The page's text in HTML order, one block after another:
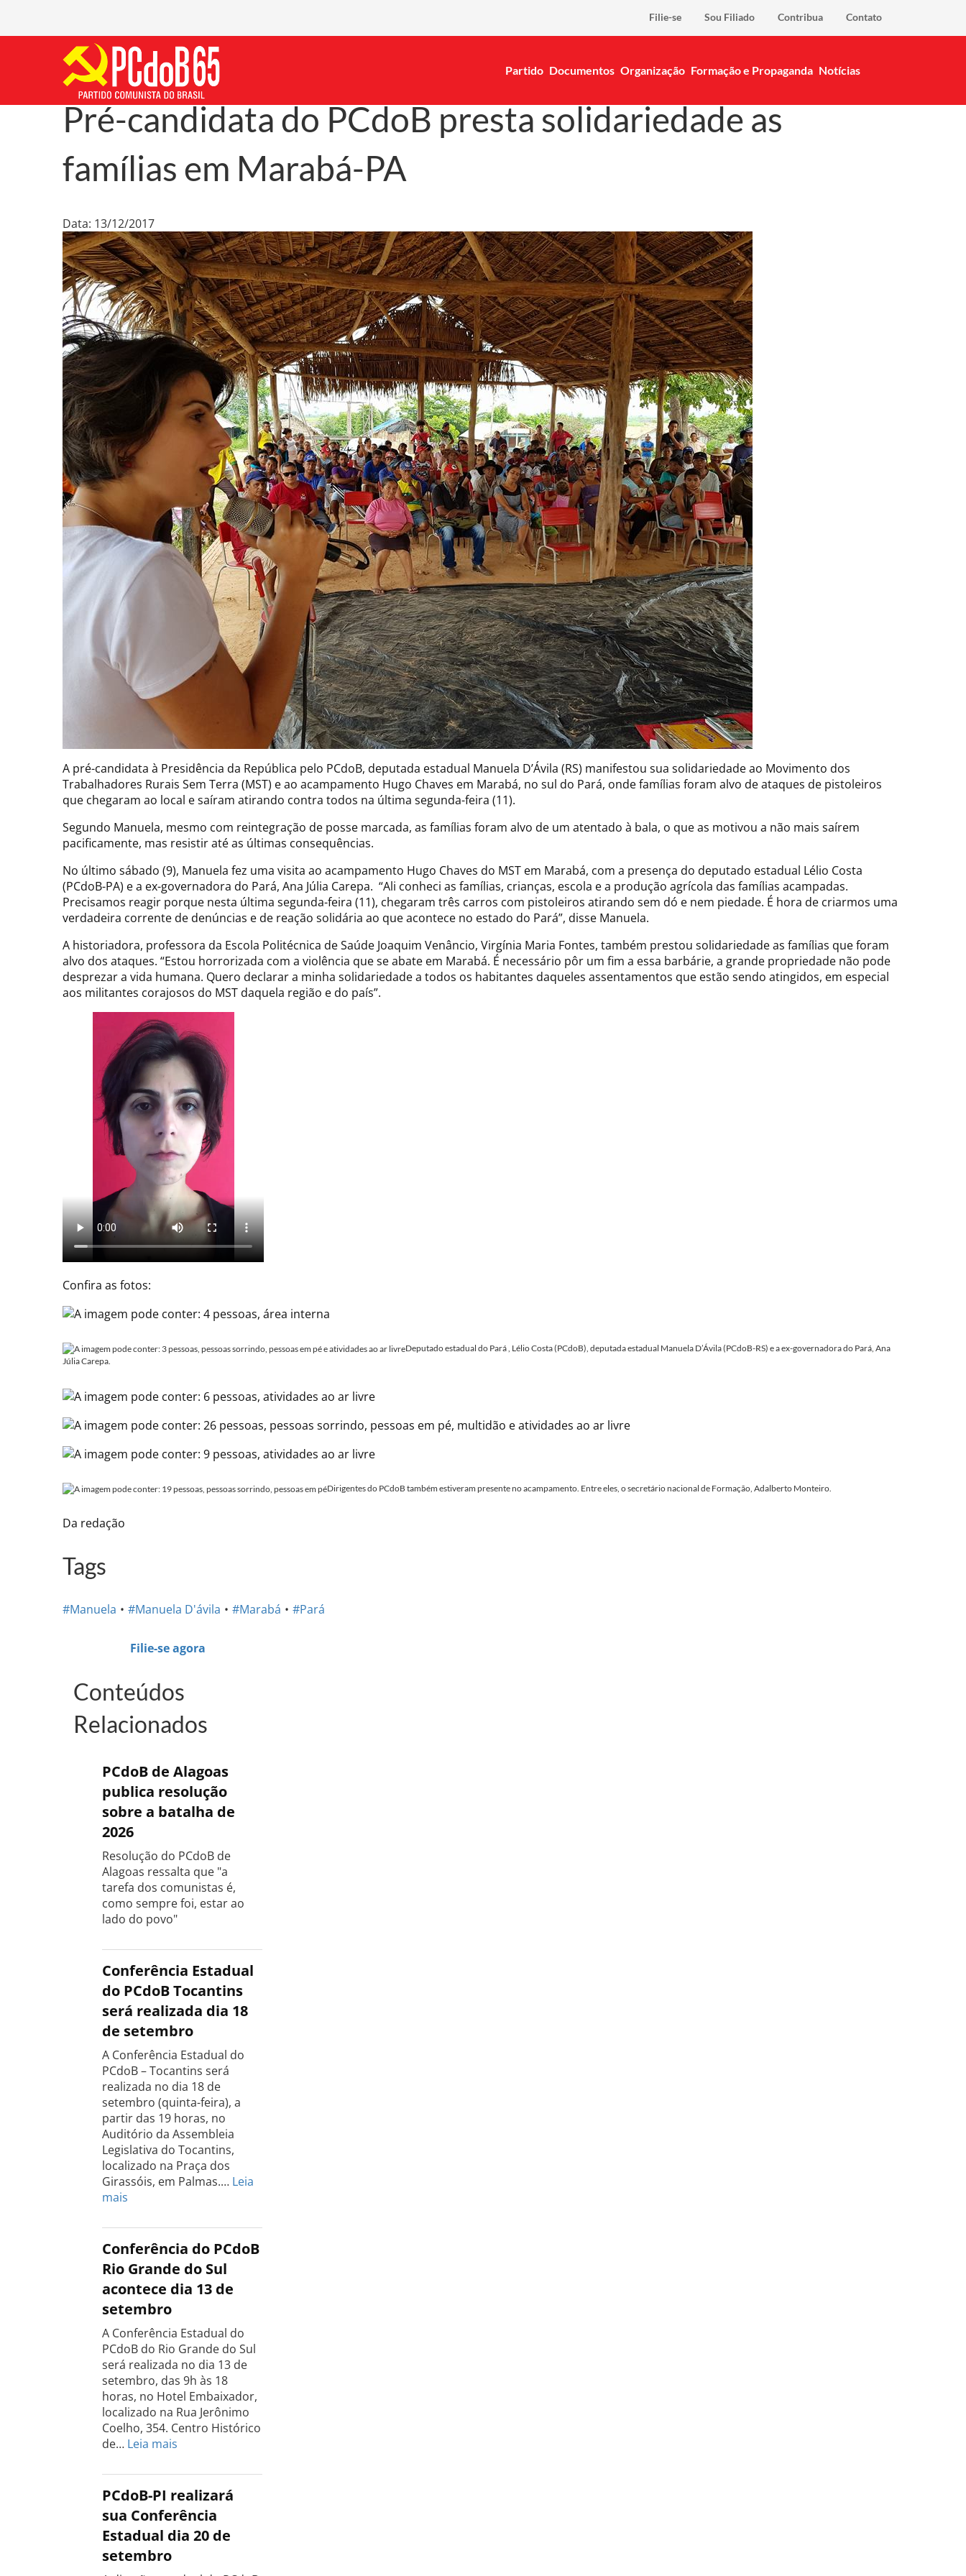
Filie-se Sou Filiado Contribua Contato
Partido Documentos Organização Formação e Propaganda Notícias
Pré-candidata do PCdoB presta solidariedade as
famílias em Marabá-PA
Data: 13/12/2017
A pré-candidata à Presidência da República pelo PCdoB, deputada estadual Manuela D’Ávila (RS) manifestou sua solidariedade ao Movimento dos
Trabalhadores Rurais Sem Terra (MST) e ao acampamento Hugo Chaves em Marabá, no sul do Pará, onde famílias foram alvo de ataques de pistoleiros
que chegaram ao local e saíram atirando contra todos na última segunda-feira (11).
Segundo Manuela, mesmo com reintegração de posse marcada, as famílias foram alvo de um atentado à bala, o que as motivou a não mais saírem
pacificamente, mas resistir até as últimas consequências.
No último sábado (9), Manuela fez uma visita ao acampamento Hugo Chaves do MST em Marabá, com a presença do deputado estadual Lélio Costa
(PCdoB-PA) e a ex-governadora do Pará, Ana Júlia Carepa. “Ali conheci as famílias, crianças, escola e a produção agrícola das famílias acampadas.
Precisamos reagir porque nesta última segunda-feira (11), chegaram três carros com pistoleiros atirando sem dó e nem piedade. É hora de criarmos uma
verdadeira corrente de denúncias e de reação solidária ao que acontece no estado do Pará”, disse Manuela.
A historiadora, professora da Escola Politécnica de Saúde Joaquim Venâncio, Virgínia Maria Fontes, também prestou solidariedade as famílias que foram
alvo dos ataques. “Estou horrorizada com a violência que se abate em Marabá. É necessário pôr um fim a essa barbárie, a grande propriedade não pode
desprezar a vida humana. Quero declarar a minha solidariedade a todos os habitantes daqueles assentamentos que estão sendo atingidos, em especial
aos militantes corajosos do MST daquela região e do país”.
Confira as fotos:
Deputado estadual do Pará , Lélio Costa (PCdoB), deputada estadual Manuela D’Ávila (PCdoB-RS) e a ex-governadora do Pará, Ana
Júlia Carepa.
Dirigentes do PCdoB também estiveram presente no acampamento. Entre eles, o secretário nacional de Formação, Adalberto Monteiro.
Da redação
Tags
#Manuela #Manuela D'ávila #Marabá #Pará
Filie-se agora
Conteúdos
Relacionados
PCdoB de Alagoas
publica resolução
sobre a batalha de
2026
Resolução do PCdoB de
Alagoas ressalta que "a
tarefa dos comunistas é,
como sempre foi, estar ao
lado do povo"
Conferência Estadual
do PCdoB Tocantins
será realizada dia 18
de setembro
A Conferência Estadual do
PCdoB – Tocantins será
realizada no dia 18 de
setembro (quinta-feira), a
partir das 19 horas, no
Auditório da Assembleia
Legislativa do Tocantins,
localizado na Praça dos
Girassóis, em Palmas.… Leia
mais
Estadual
do
PCdoB
Tocantins
será
realizada
18
de
setembro
Conferência do PCdoB
Rio Grande do Sul
acontece dia 13 de
setembro
A Conferência Estadual do
PCdoB do Rio Grande do Sul
será realizada no dia 13 de
setembro, das 9h às 18
horas, no Hotel Embaixador,
localizado na Rua Jerônimo
Coelho, 354. Centro Histórico
de… Leia mais
do
PCdoB
Rio
Grande
do
PCdoB-PI realizará
sua Conferência
Estadual dia 20 de
setembro